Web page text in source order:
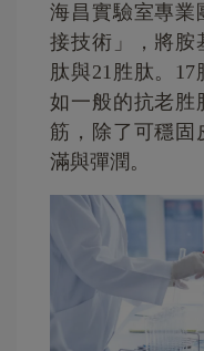
海昌實驗室專業
接技術」，將胺
肽與21胜肽。
如一般的抗老胜
筋，除了可穩固
滿與彈潤。